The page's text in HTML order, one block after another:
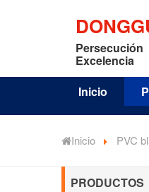
Persecución
Excelencia
Inicio
Inicio PVC
PRODUCTOS